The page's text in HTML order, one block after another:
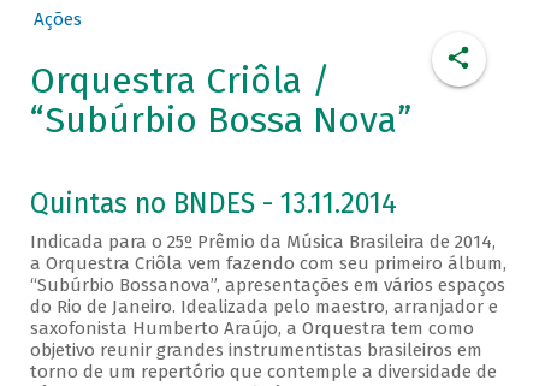
Ações
Orquestra Criôla /
“Subúrbio Bossa Nova”
Quintas no BNDES - 13.11.2014
Indicada para o 25º Prêmio da Música Brasileira de 2014,
a Orquestra Criôla vem fazendo com seu primeiro álbum,
“Subúrbio Bossanova”, apresentações em vários espaços
do Rio de Janeiro. Idealizada pelo maestro, arranjador e
saxofonista Humberto Araújo, a Orquestra tem como
objetivo reunir grandes instrumentistas brasileiros em
torno de um repertório que contemple a diversidade de